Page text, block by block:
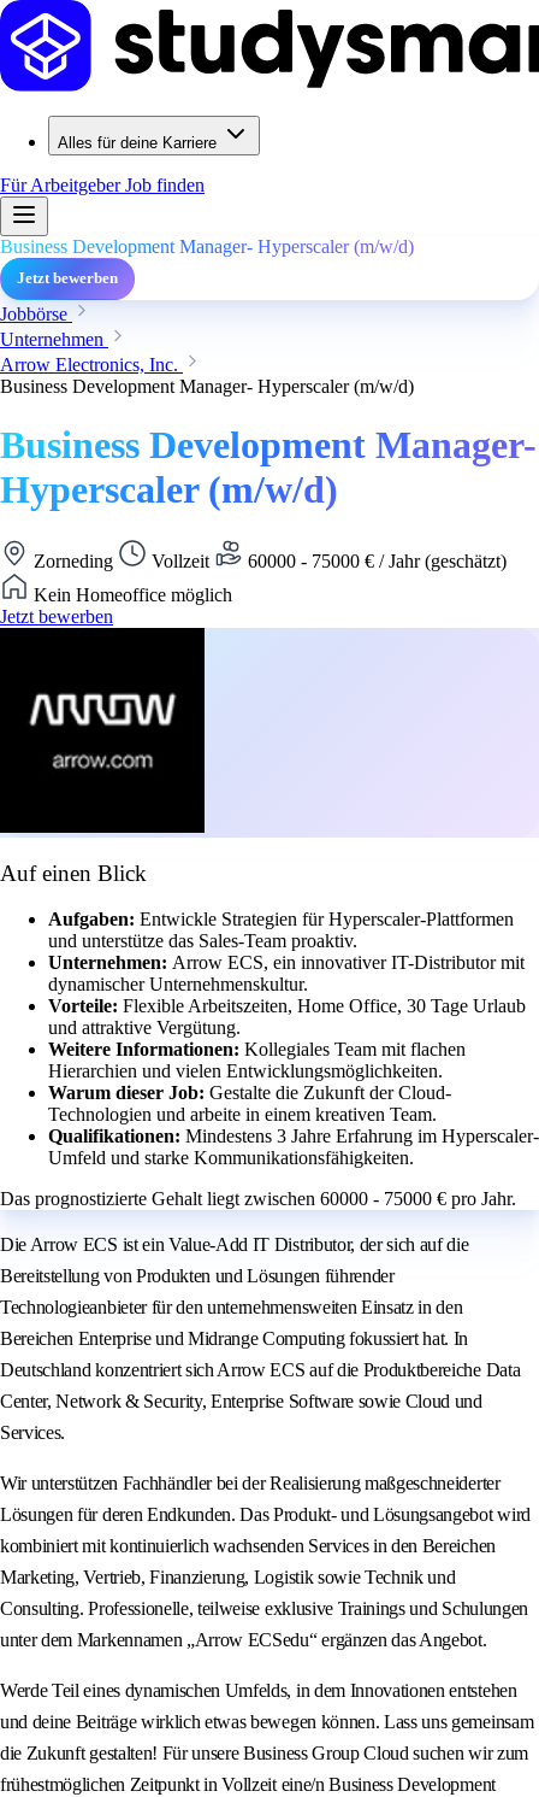
Alles für deine Karriere
Für ArbeitgeberJob finden
Business Development Manager- Hyperscaler (m/w/d)
Jetzt bewerben
Jobbörse
Unternehmen
Arrow Electronics, Inc.
Business Development Manager- Hyperscaler (m/w/d)
Business Development Manager-
Hyperscaler (m/w/d)
Zorneding Vollzeit
60000 - 75000 € / Jahr (geschätzt)
Kein Homeoffice möglich
Jetzt bewerben
Auf einen Blick
Aufgaben: Entwickle Strategien für Hyperscaler-Plattformen
und unterstütze das Sales-Team proaktiv.
Unternehmen: Arrow ECS, ein innovativer IT-Distributor mit
dynamischer Unternehmenskultur.
Vorteile: Flexible Arbeitszeiten, Home Office, 30 Tage Urlaub
und attraktive Vergütung.
Weitere Informationen: Kollegiales Team mit flachen
Hierarchien und vielen Entwicklungsmöglichkeiten.
Warum dieser Job: Gestalte die Zukunft der Cloud-
Technologien und arbeite in einem kreativen Team.
Qualifikationen: Mindestens 3 Jahre Erfahrung im Hyperscaler-
Umfeld und starke Kommunikationsfähigkeiten.
Das prognostizierte Gehalt liegt zwischen 60000 - 75000 € pro Jahr.
Die Arrow ECS ist ein Value-Add IT Distributor, der sich auf die
Bereitstellung von Produkten und Lösungen führender
Technologieanbieter für den unternehmensweiten Einsatz in den
Bereichen Enterprise und Midrange Computing fokussiert hat. In
Deutschland konzentriert sich Arrow ECS auf die Produktbereiche Data
Center, Network & Security, Enterprise Software sowie Cloud und
Services.
Wir unterstützen Fachhändler bei der Realisierung maßgeschneiderter
Lösungen für deren Endkunden. Das Produkt- und Lösungsangebot wird
kombiniert mit kontinuierlich wachsenden Services in den Bereichen
Marketing, Vertrieb, Finanzierung, Logistik sowie Technik und
Consulting. Professionelle, teilweise exklusive Trainings und Schulungen
unter dem Markennamen „Arrow ECSedu“ ergänzen das Angebot.
Werde Teil eines dynamischen Umfelds, in dem Innovationen entstehen
und deine Beiträge wirklich etwas bewegen können. Lass uns gemeinsam
die Zukunft gestalten! Für unsere Business Group Cloud suchen wir zum
frühestmöglichen Zeitpunkt in Vollzeit eine/n Business Development